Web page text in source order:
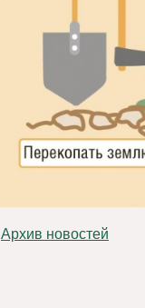
Архив новостей